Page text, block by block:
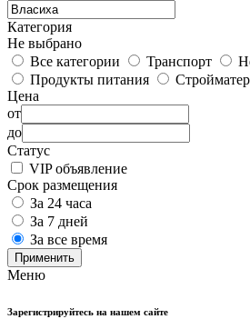
Категория
Не выбрано
Все категории
Транспорт
Продукты питания
Цена
от
до
Статус
VIP объявление
Срок размещения
За 24 часа
За 7 дней
За все время
Применить
Меню
Зарегистрируйтесь на нашем сайте